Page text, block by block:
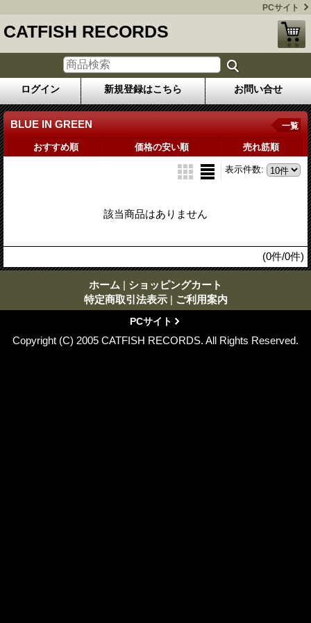
PCサイト
CATFISH RECORDS
ログイン 新規登録はこちら お問い合せ
BLUE IN GREEN 一覧
おすすめ順 価格の安い順 売れ筋順
表示件数:
該当商品はありません
(0件/0件)
ホーム | ショッピングカート
特定商取引法表示 | ご利用案内
PCサイト
Copyright (C) 2005 CATFISH RECORDS. All Rights Reserved.